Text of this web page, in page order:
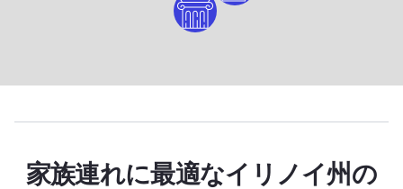
家族連れに最適なイリノイ州の